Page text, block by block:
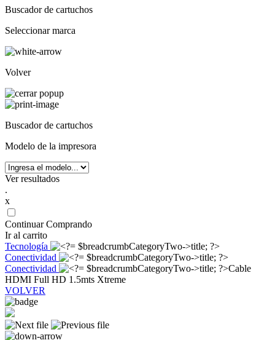
Buscador de cartuchos
Seleccionar marca
Volver
Buscador de cartuchos
Modelo de la impresora
Ver resultados
.
x
Continuar Comprando
Ir al carrito
Tecnología
Conectividad
Conectividad
Cable
HDMI Full HD 1.5mts Xtreme
VOLVER